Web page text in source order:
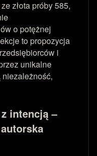
złota próby 585,
o potężnej
to propozycja
i
unikalne
intencją –